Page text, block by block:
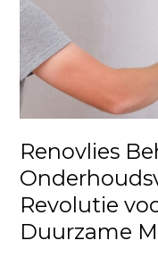
Renovlies
Revolutie
Duurzame
Revolutie
voor
Stijlvolle
en
Duurzame